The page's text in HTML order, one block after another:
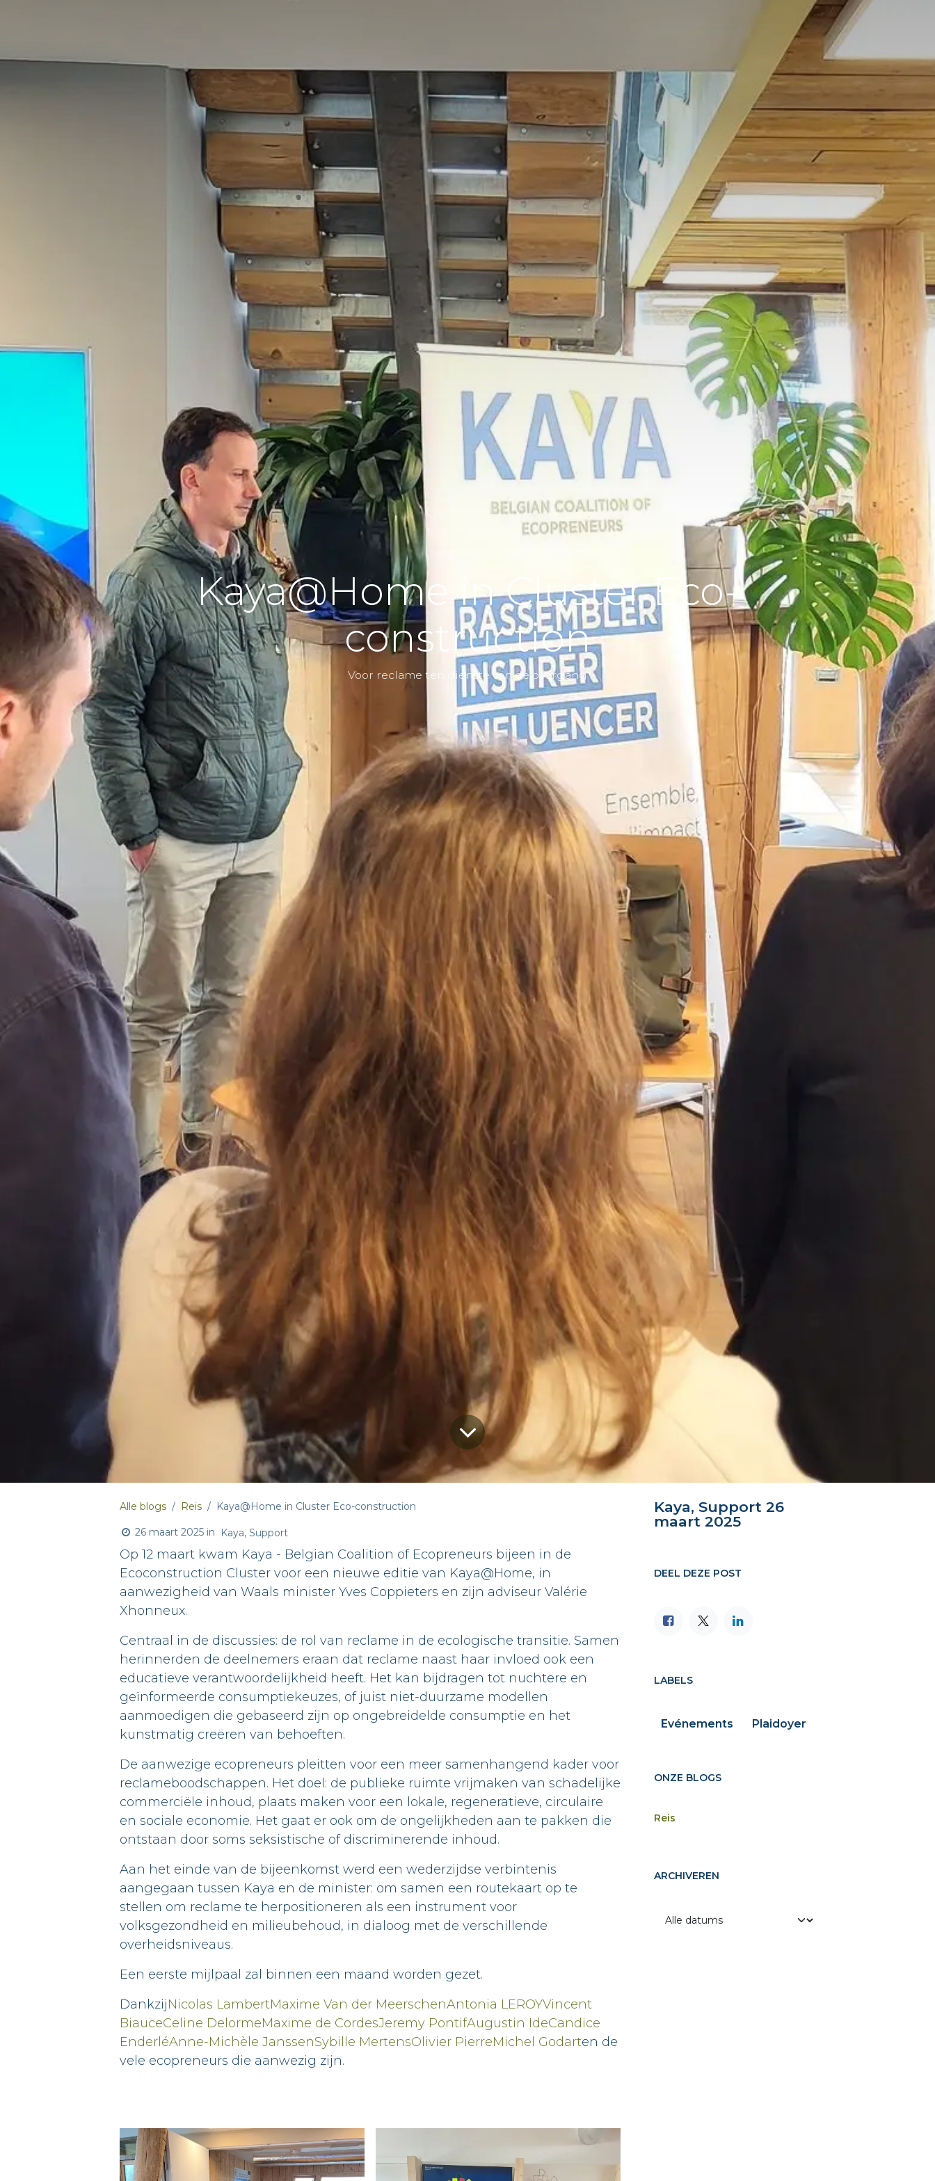
Kaya@Home in Cluster Eco-
construction
Voor reclame ten dienste van de overgang
Alle blogs Reis Kaya@Home in Cluster Eco-construction
26 maart 2025 in Kaya, Support
Op 12 maart kwam Kaya - Belgian Coalition of Ecopreneurs bijeen in de
Ecoconstruction Cluster voor een nieuwe editie van Kaya@Home, in
aanwezigheid van Waals minister Yves Coppieters en zijn adviseur Valérie
Xhonneux.
Centraal in de discussies: de rol van reclame in de ecologische transitie. Samen
herinnerden de deelnemers eraan dat reclame naast haar invloed ook een
educatieve verantwoordelijkheid heeft. Het kan bijdragen tot nuchtere en
geïnformeerde consumptiekeuzes, of juist niet-duurzame modellen
aanmoedigen die gebaseerd zijn op ongebreidelde consumptie en het
kunstmatig creëren van behoeften.
De aanwezige ecopreneurs pleitten voor een meer samenhangend kader voor
reclameboodschappen. Het doel: de publieke ruimte vrijmaken van schadelijke
commerciële inhoud, plaats maken voor een lokale, regeneratieve, circulaire
en sociale economie. Het gaat er ook om de ongelijkheden aan te pakken die
ontstaan door soms seksistische of discriminerende inhoud.
Aan het einde van de bijeenkomst werd een wederzijdse verbintenis
aangegaan tussen Kaya en de minister: om samen een routekaart op te
stellen om reclame te herpositioneren als een instrument voor
volksgezondheid en milieubehoud, in dialoog met de verschillende
overheidsniveaus.
Een eerste mijlpaal zal binnen een maand worden gezet.
DankzijNicolas LambertMaxime Van der MeerschenAntonia LEROYVincent
BiauceCeline DelormeMaxime de CordesJeremy PontifAugustin IdeCandice
EnderléAnne-Michèle JanssenSybille MertensOlivier PierreMichel Godarten de
vele ecopreneurs die aanwezig zijn.
Kaya, Support 26
maart 2025
DEEL DEZE POST
LABELS
Evénements Plaidoyer
ONZE BLOGS
Reis
ARCHIVEREN